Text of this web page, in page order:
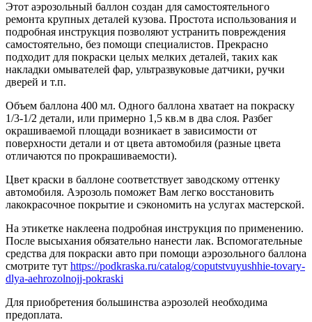
Этот аэрозольный баллон создан для самостоятельного
ремонта крупных деталей кузова. Простота использования и
подробная инструкция позволяют устранить повреждения
самостоятельно, без помощи специалистов. Прекрасно
подходит для покраски целых мелких деталей, таких как
накладки омывателей фар, ультразвуковые датчики, ручки
дверей и т.п.
Объем баллона 400 мл. Одного баллона хватает на покраску
1/3-1/2 детали, или примерно 1,5 кв.м в два слоя. Разбег
окрашиваемой площади возникает в зависимости от
поверхности детали и от цвета автомобиля (разные цвета
отличаются по прокрашиваемости).
Цвет краски в баллоне соответствует заводскому оттенку
автомобиля. Аэрозоль поможет Вам легко восстановить
лакокрасочное покрытие и сэкономить на услугах мастерской.
На этикетке наклеена подробная инструкция по применению.
После высыхания обязательно нанести лак. Вспомогательные
средства для покраски авто при помощи аэрозольного баллона
смотрите тут https://podkraska.ru/catalog/coputstvuyushhie-tovary-
dlya-aehrozolnojj-pokraski
Для приобретения большинства аэрозолей необходима
предоплата.